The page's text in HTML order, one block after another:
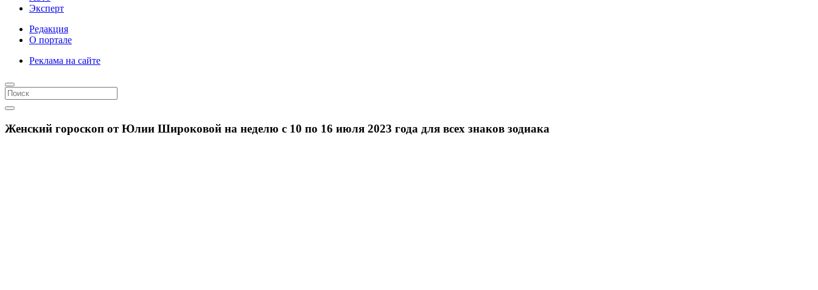
Эксперт
Редакция
О портале
Реклама на сайте
Женский гороскоп от Юлии Широковой на неделю с 10 по 16 июля 2023 года для всех знаков зодиака